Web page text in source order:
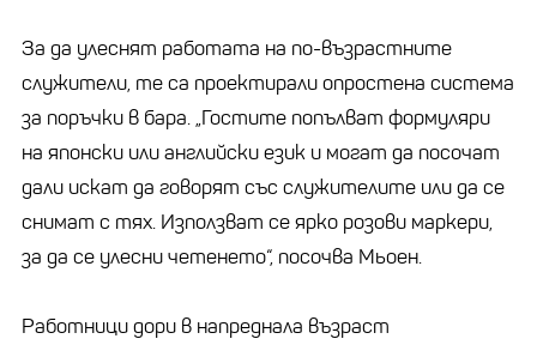
За да улеснят работата на по-възрастните
служители, те са проектирали опростена система
за поръчки в бара. „Гостите попълват формуляри
на японски или английски език и могат да посочат
дали искат да говорят със служителите или да се
снимат с тях. Използват се ярко розови маркери,
за да се улесни четенето“, посочва Мьоен.
Работници дори в напреднала възраст